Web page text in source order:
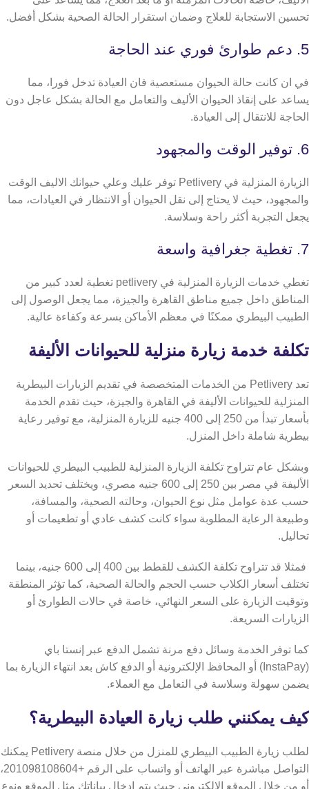
تحسين الاستجابة للعلاج وضمان استقرار الحالة الصحية بشكل أفضل.
5. دعم طوارئ فوري عند الحاجة
في ان كانت حالة الحيوان مستعصية فان العيادة تدخل فورا، مما
يساعد على إنقاذ الحيوان الأليف والتعامل مع الحالة بشكل عاجل دون
الحاجة للانتقال إلى العيادة.
6. توفير الوقت والمجهود
الزيارة المنزلية في Petlivery توفر عليك وعلي حيوانك الاليف الوقت
والمجهود، حيث لا يحتاج إلى نقل الحيوان أو الانتظار في العيادات، مما
يجعل التجربة أكثر راحة وسلاسة.
7. تغطية جغرافية واسعة
تغطي خدمات الزيارة المنزلية في petlivery تغطية لعدد كبير من
المناطق داخل جميع مناطق القاهرة والجيزة، مما يجعل الوصول إلى
الطبيب البيطري ممكنًا في معظم الأماكن بسرعة وكفاءة عالية.
تكلفة خدمة زيارة منزلية للحيوانات الأليفة
تعد Petlivery من الخدمات المتخصصة في تقديم الزيارات البيطرية
المنزلية للحيوانات الأليفة في القاهرة والجيزة، حيث تقدم الخدمة
بأسعار تبدأ من 250 إلى 400 جنيه للزيارة المنزلية، مع توفير رعاية
بيطرية شاملة داخل المنزل.
وبشكل عام تتراوح تكلفة الزيارة المنزلية للطبيب البيطري للحيوانات
الأليفة في مصر بين 250 إلى 600 جنيه مصري، ويختلف تحديد السعر
حسب عدة عوامل مثل نوع الحيوان، وحالته الصحية، والمسافة،
وطبيعة الرعاية المطلوبة سواء كانت كشف عادي أو تطعيمات أو
تحاليل.
فمثلا قد تتراوح تكلفة الكشف للقطط بين 400 إلى 600 جنيه، بينما
تختلف أسعار الكلاب حسب الحجم والحالة الصحية، كما تؤثر المنطقة
وتوقيت الزيارة على السعر النهائي، خاصة في حالات الطوارئ أو
الزيارات السريعة.
كما توفر الخدمة وسائل دفع مرنة تشمل الدفع عبر إنستا باي
(InstaPay) أو المحافظ الإلكترونية أو الدفع كاش بعد انتهاء الزيارة بما
يضمن سهولة وسلاسة في التعامل مع العملاء.
كيف يمكنني طلب زيارة العيادة البيطرية؟
لطلب زيارة الطبيب البيطري للمنزل من خلال منصة Petlivery يمكنك
التواصل مباشرة عبر الهاتف أو واتساب على الرقم +201098108604،
أو من خلال الموقع الإلكتروني حيث يتم إدخال بياناتك مثل الموقع ونوع